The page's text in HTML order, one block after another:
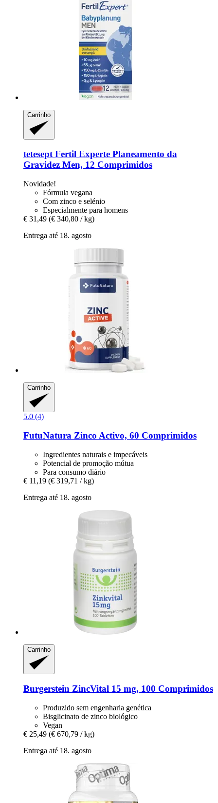
Carrinho
tetesept Fertil Experte Planeamento da
Gravidez Men, 12 Comprimidos
Novidade!
Fórmula vegana
Com zinco e selénio
Especialmente para homens
€ 31,49 (€ 340,80 / kg)
Entrega até 18. agosto
Carrinho
5.0 (4)
FutuNatura Zinco Activo, 60 Comprimidos
Ingredientes naturais e impecáveis
Potencial de promoção mútua
Para consumo diário
€ 11,19 (€ 319,71 / kg)
Entrega até 18. agosto
Carrinho
Burgerstein ZincVital 15 mg, 100 Comprimidos
Produzido sem engenharia genética
Bisglicinato de zinco biológico
Vegan
€ 25,49 (€ 670,79 / kg)
Entrega até 18. agosto